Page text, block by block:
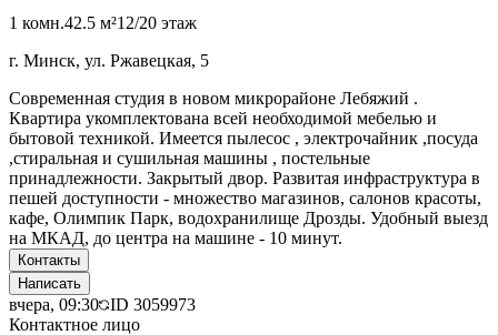
1 комн.42.5 м²12/20 этаж
г. Минск, ул. Ржавецкая, 5
Современная студия в новом микрорайоне Лебяжий .
Квартира укомплектована всей необходимой мебелью и
бытовой техникой. Имеется пылесос , электрочайник ,посуда
,стиральная и сушильная машины , постельные
принадлежности. Закрытый двор. Развитая инфраструктура в
пешей доступности - множество магазинов, салонов красоты,
кафе, Олимпик Парк, водохранилище Дрозды. Удобный выезд
на МКАД, до центра на машине - 10 минут.
Контакты
Написать
вчера, 09:30 ID 3059973
Контактное лицо